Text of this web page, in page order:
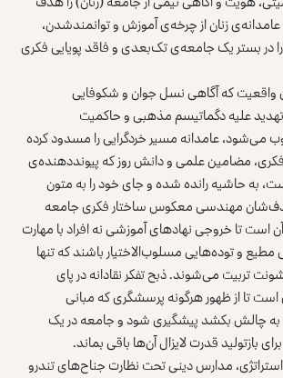
عامدانه‌ی زنان از چرخه‌ی آموزش و توانمندشدن،
در بستر یک جامعه‌ی تک‌بعدی و فاقد پویایی فکری
واقعیت که آگاهی نسل جوان و شکوفایی
علیه دگماتیسم مذهبی و حاکمیت
عامدانه مسیر خردگرایی را مسدود کرده
مضامین علمی و دانش روز که پیونددهنده‌ی
به حاشیه رانده شده و جای خود را به متون
مهندسی معکوس ساختار فکری جامعه
است تا خروجی نهادهای آموزشی نه افراد با مهارت
مطیع و توده‌هایی مسلوب‌الاختیار باشند که تنها
تربیت می‌شوند. ذبح تفکر نقادانه در پای
تا از ظهور هرگونه پرسشگری که مبانی
به چالش بکشد پیشگیری شود و جامعه در یک
بازتولید قدرت لایزال آن‌ها باقی بماند.
استراتژی، مدارس دینی تحت نظارت جناح‌های تندرو